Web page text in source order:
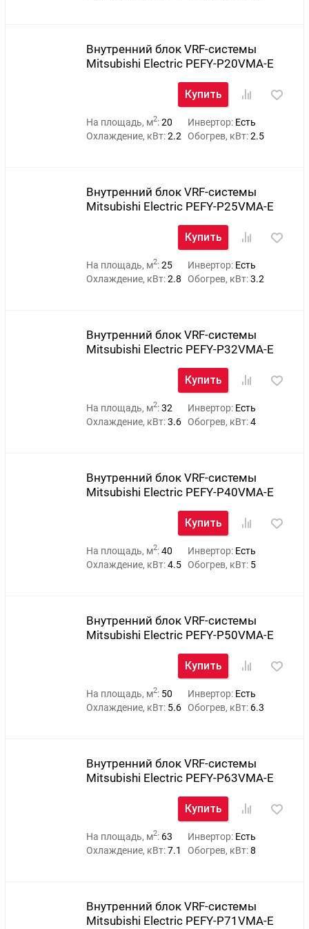
Внутренний блок VRF-системы
Mitsubishi Electric PEFY-P20VMA-E
Купить
На площадь, м2:20 Инвертор: Есть
Охлаждение, кВт:2.2 Обогрев, кВт:2.5
Внутренний блок VRF-системы
Mitsubishi Electric PEFY-P25VMA-E
Купить
На площадь, м2:25 Инвертор: Есть
Охлаждение, кВт:2.8 Обогрев, кВт:3.2
Внутренний блок VRF-системы
Mitsubishi Electric PEFY-P32VMA-E
Купить
На площадь, м2:32 Инвертор: Есть
Охлаждение, кВт:3.6 Обогрев, кВт:4
Внутренний блок VRF-системы
Mitsubishi Electric PEFY-P40VMA-E
Купить
На площадь, м2:40 Инвертор: Есть
Охлаждение, кВт:4.5 Обогрев, кВт: 5
Внутренний блок VRF-системы
Mitsubishi Electric PEFY-P50VMA-E
Купить
На площадь, м2: 50 Инвертор: Есть
Охлаждение, кВт: 5.6 Обогрев, кВт: 6.3
Внутренний блок VRF-системы
Mitsubishi Electric PEFY-P63VMA-E
Купить
На площадь, м2: 63 Инвертор: Есть
Охлаждение, кВт:7.1 Обогрев, кВт:8
Внутренний блок VRF-системы
Mitsubishi Electric PEFY-P71VMA-E